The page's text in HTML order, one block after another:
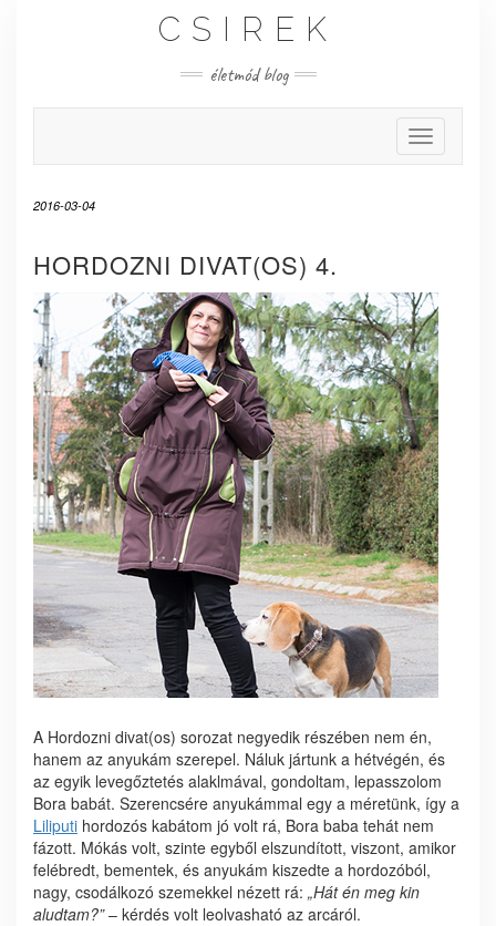
CSIREK
életmód blog
Toggle
2016-03-04
HORDOZNI DIVAT(OS) 4.
A Hordozni divat(os) sorozat negyedik részében nem én,
hanem az anyukám szerepel. Náluk jártunk a hétvégén, és
az egyik levegőztetés alaklmával, gondoltam, lepasszolom
Bora babát. Szerencsére anyukámmal egy a méretünk, így a
Liliputi hordozós kabátom jó volt rá, Bora baba tehát nem
fázott. Mókás volt, szinte egyből elszundított, viszont, amikor
felébredt, bementek, és anyukám kiszedte a hordozóból,
nagy, csodálkozó szemekkel nézett rá: „Hát én meg kin
aludtam?”– kérdés volt leolvasható az arcáról.